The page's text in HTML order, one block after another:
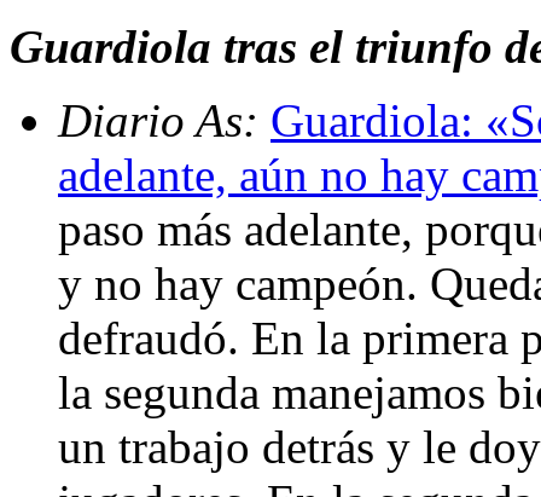
Guardiola tras el triunfo
Diario As: Guardiola:
adelante, aún no hay
paso más adelante,
y no hay campeón.
defraudó. En la primera
la segunda manejamos
un trabajo detrás y le